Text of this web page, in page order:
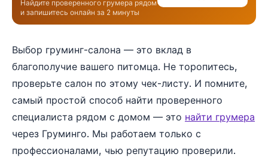
Найдите проверенного грумера рядом
и запишитесь онлайн за 2 минуты
Выбор груминг-салона — это вклад в
благополучие вашего питомца. Не торопитесь,
проверьте салон по этому чек-листу. И помните,
самый простой способ найти проверенного
специалиста рядом с домом — это найти грумера
через Груминго. Мы работаем только с
профессионалами, чью репутацию проверили.